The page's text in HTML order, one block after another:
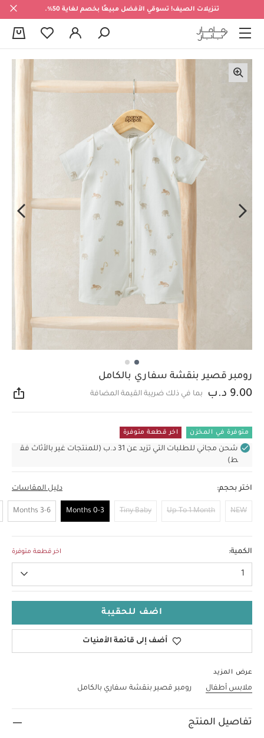
تنزيلات الصيف! تسوقي الأفضل مبيعًا بخصم لغاية 50%.
رومبر قصير بنقشة سفاري بالكامل
9.00 د.ب بما في ذلك ضريبة القيمة المضافة
متوفرة في المخزن اخر قطعة متوفرة
شحن مجاني للطلبات التي تزيد عن 31 د.ب (للمنتجات غير بالأثاث فق
ط)
اختر بحجم: دليل المقاسات
NEW
Up To 1 Month
Tiny Baby
0-3 Months
3-6 Months
الكمية: اخر قطعة متوفرة
1
اضف للحقيبة
أضف إلى قائمة الأمنيات
عرض المزيد
ملابس أطفال رومبر قصير بنقشة سفاري بالكامل
تفاصيل المنتج